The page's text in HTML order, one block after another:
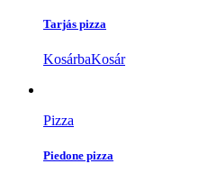
Tarjás pizza
KosárbaKosár
Pizza
Piedone pizza